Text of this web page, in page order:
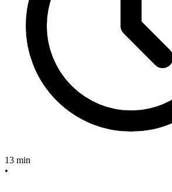
13 min
•